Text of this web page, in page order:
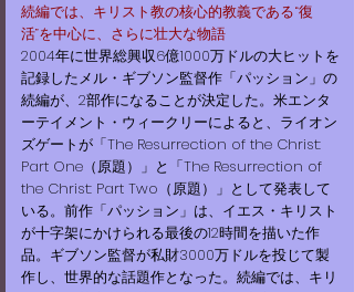
続編では、キリスト教の核心的教義である“復
活”を中心に、さらに壮大な物語
2004年に世界総興収6億1000万ドルの大ヒットを
記録したメル・ギブソン監督作「パッション」の
続編が、2部作になることが決定した。米エンタ
ーテイメント・ウィークリーによると、ライオン
ズゲートが「The Resurrection of the Christ:
Part One（原題）」と「The Resurrection of
the Christ: Part Two（原題）」として発表して
いる。前作「パッション」は、イエス・キリスト
が十字架にかけられる最後の12時間を描いた作
品。ギブソン監督が私財3000万ドルを投じて製
作し、世界的な話題作となった。続編では、キリ